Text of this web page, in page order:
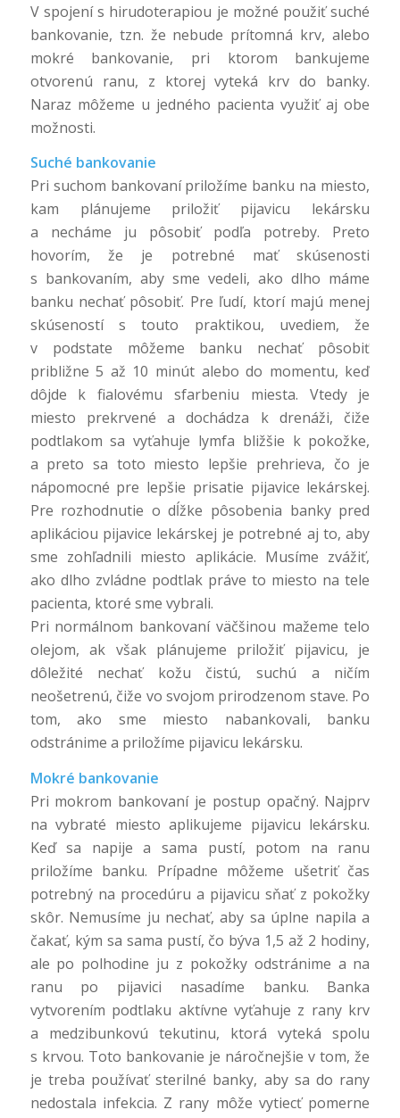
V spojení s hirudoterapiou je možné použiť suché
bankovanie, tzn. že nebude prítomná krv, alebo
mokré bankovanie, pri ktorom bankujeme
otvorenú ranu, z ktorej vyteká krv do banky.
Naraz môžeme u jedného pacienta využiť aj obe
možnosti.
Suché bankovanie
Pri suchom bankovaní priložíme banku na miesto,
kam plánujeme priložiť pijavicu lekársku
a necháme ju pôsobiť podľa potreby. Preto
hovorím, že je potrebné mať skúsenosti
s bankovaním, aby sme vedeli, ako dlho máme
banku nechať pôsobiť. Pre ľudí, ktorí majú menej
skúseností s touto praktikou, uvediem, že
v podstate môžeme banku nechať pôsobiť
približne 5 až 10 minút alebo do momentu, keď
dôjde k fialovému sfarbeniu miesta. Vtedy je
miesto prekrvené a dochádza k drenáži, čiže
podtlakom sa vyťahuje lymfa bližšie k pokožke,
a preto sa toto miesto lepšie prehrieva, čo je
nápomocné pre lepšie prisatie pijavice lekárskej.
Pre rozhodnutie o dĺžke pôsobenia banky pred
aplikáciou pijavice lekárskej je potrebné aj to, aby
sme zohľadnili miesto aplikácie. Musíme zvážiť,
ako dlho zvládne podtlak práve to miesto na tele
pacienta, ktoré sme vybrali.
Pri normálnom bankovaní väčšinou mažeme telo
olejom, ak však plánujeme priložiť pijavicu, je
dôležité nechať kožu čistú, suchú a ničím
neošetrenú, čiže vo svojom prirodzenom stave. Po
tom, ako sme miesto nabankovali, banku
odstránime a priložíme pijavicu lekársku.
Mokré bankovanie
Pri mokrom bankovaní je postup opačný. Najprv
na vybraté miesto aplikujeme pijavicu lekársku.
Keď sa napije a sama pustí, potom na ranu
priložíme banku. Prípadne môžeme ušetriť čas
potrebný na procedúru a pijavicu sňať z pokožky
skôr. Nemusíme ju nechať, aby sa úplne napila a
čakať, kým sa sama pustí, čo býva 1,5 až 2 hodiny,
ale po polhodine ju z pokožky odstránime a na
ranu po pijavici nasadíme banku. Banka
vytvorením podtlaku aktívne vyťahuje z rany krv
a medzibunkovú tekutinu, ktorá vyteká spolu
s krvou. Toto bankovanie je náročnejšie v tom, že
je treba používať sterilné banky, aby sa do rany
nedostala infekcia. Z rany môže vytiecť pomerne